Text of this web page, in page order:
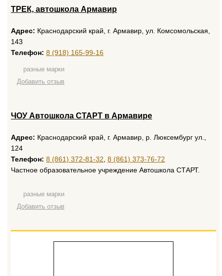
ТРЕК, автошкола Армавир
Адрес: Краснодарский край, г. Армавир, ул. Комсомольская,
143
Телефон: 8 (918) 165-99-16
разные марки
Добавить отзыв
ЧОУ Автошкола СТАРТ в Армавире
Адрес: Краснодарский край, г. Армавир, р. Люксембург ул.,
124
Телефон: 8 (861) 372-81-32 8 (861) 373-76-72
Частное образовательное учреждение Автошкола СТАРТ.
разные марки
Добавить отзыв